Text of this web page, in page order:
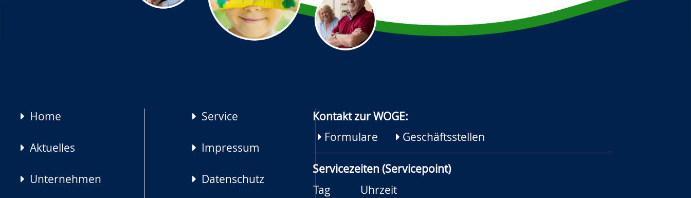
Navigation
Home
Aktuelles
Unternehmen
Service
Impressum
Datenschutz
Kontakt zur WOGE:
Formulare
Geschäftsstellen
Servicezeiten (Servicepoint)
Tag
Uhrzeit